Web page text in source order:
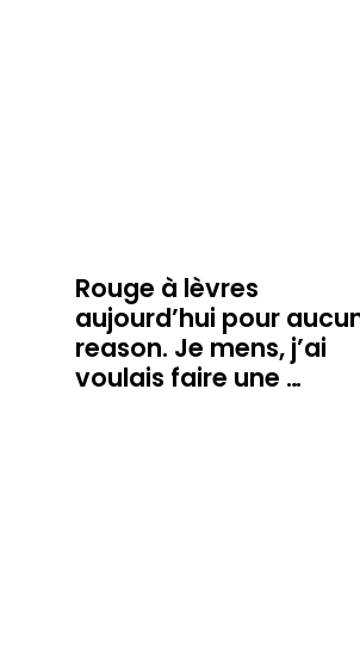
Rouge à lèvres
aujourd’hui pour
reason. Je mens, j’ai
voulais faire une …